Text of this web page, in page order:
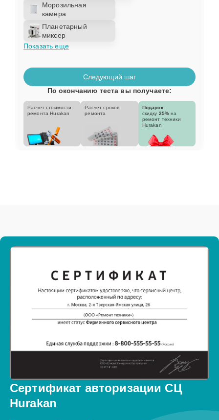
Морозильная
камера
Планетарный
миксер
Показать еще
Следующий шаг
По окончанию теста вы получаете:
Расчет стоимости
ремонта Hurakan
Расчет сроков
ремонта
Подарок:
скидку 25% на
ремонт техники
Hurakan
Сертификат авторизации СЦ
Hurakan